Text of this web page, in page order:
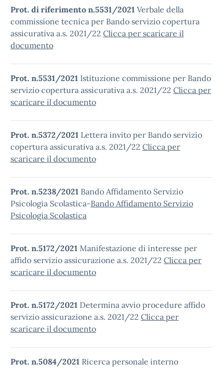
Prot. di riferimento n.5531/2021 Verbale della
commissione tecnica per Bando servizio copertura
assicurativa a.s. 2021/22 Clicca per scaricare il
documento
Prot. n.5531/2021 Istituzione commissione per Bando
servizio copertura assicurativa a.s. 2021/22 Clicca per
scaricare il documento
Prot. n.5372/2021 Lettera invito per Bando servizio
copertura assicurativa a.s. 2021/22 Clicca per
scaricare il documento
Prot. n.5238/2021 Bando Affidamento Servizio
Psicologia Scolastica-Bando Affidamento Servizio
Psicologia Scolastica
Prot. n.5172/2021 Manifestazione di interesse per
affido servizio assicurazione a.s. 2021/22 Clicca per
scaricare il documento
Prot. n.5172/2021 Determina avvio procedure affido
servizio assicurazione a.s. 2021/22 Clicca per
scaricare il documento
Prot. n.5084/2021 Ricerca personale interno